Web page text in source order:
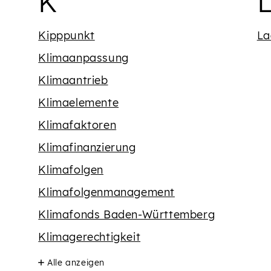
Kipppunkt
Klimaanpassung
Klimaantrieb
Klimaelemente
Klimafaktoren
Klimafinanzierung
Klimafolgen
Klimafolgenmanagement
Klimafonds Baden-Württemberg
Klimagerechtigkeit
Alle anzeigen